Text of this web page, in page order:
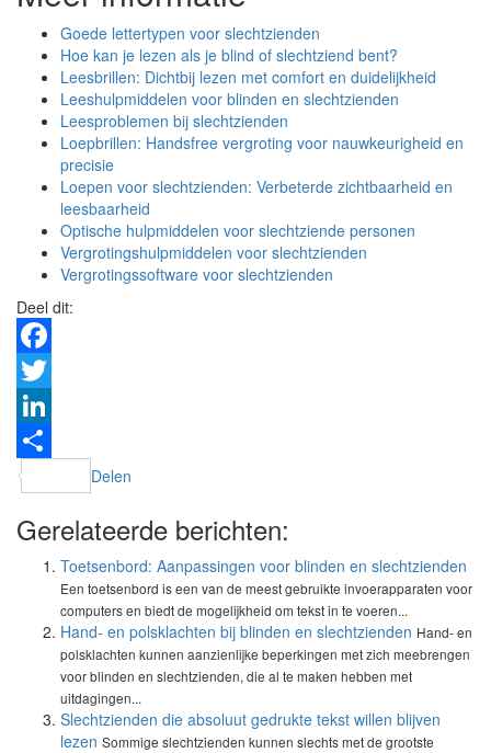
Goede lettertypen voor slechtzienden
Hoe kan je lezen als je blind of slechtziend bent?
Leesbrillen: Dichtbij lezen met comfort en duidelijkheid
Leeshulpmiddelen voor blinden en slechtzienden
Leesproblemen bij slechtzienden
Loepbrillen: Handsfree vergroting voor nauwkeurigheid en
precisie
Loepen voor slechtzienden: Verbeterde zichtbaarheid en
leesbaarheid
Optische hulpmiddelen voor slechtziende personen
Vergrotingshulpmiddelen voor slechtzienden
Vergrotingssoftware voor slechtzienden
Deel dit:
Facebook
Twitter
LinkedIn
Delen
Gerelateerde berichten:
Toetsenbord: Aanpassingen voor blinden en slechtzienden
Een toetsenbord is een van de meest gebruikte invoerapparaten voor
computers en biedt de mogelijkheid om tekst in te voeren...
Hand- en polsklachten bij blinden en slechtzienden Hand- en
polsklachten kunnen aanzienlijke beperkingen met zich meebrengen
voor blinden en slechtzienden, die al te maken hebben met
uitdagingen...
Slechtzienden die absoluut gedrukte tekst willen blijven
lezen Sommige slechtzienden kunnen slechts met de grootste